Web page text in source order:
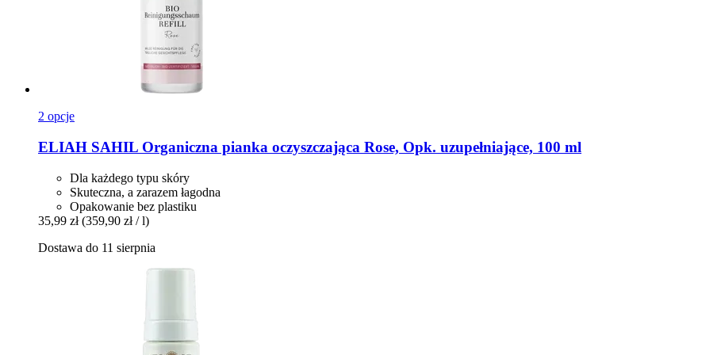
2 opcje
ELIAH SAHIL Organiczna pianka oczyszczająca Rose, Opk. uzupełniające, 100 ml
Dla każdego typu skóry
Skuteczna, a zarazem łagodna
Opakowanie bez plastiku
35,99 zł (359,90 zł / l)
Dostawa do 11 sierpnia